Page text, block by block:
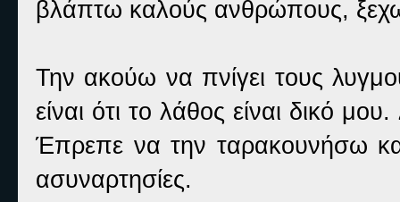
βλάπτω καλούς ανθρώπους,
Την ακούω να πνίγει τους
είναι ότι το λάθος είναι δικό
Έπρεπε να την ταρακουνήσω
ασυναρτησίες.